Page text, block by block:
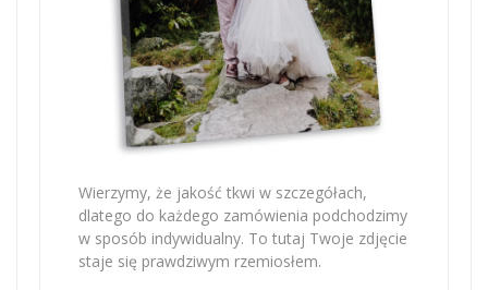
Wierzymy, że jakość tkwi w szczegółach,
dlatego do każdego zamówienia podchodzimy
w sposób indywidualny. To tutaj Twoje zdjęcie
staje się prawdziwym rzemiosłem.